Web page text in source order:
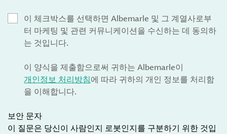
이 체크박스를 선택하면 Albemarle 및 그 계열사로부
터 마케팅 및 관련 커뮤니케이션을 수신하는 데 동의하
는 것입니다.
이 양식을 제출함으로써 귀하는 Albemarle이
개인정보 처리방침에 따라 귀하의 개인 정보를 처리함
을 이해합니다.
보안 문자
이 질문은 당신이 사람인지 로봇인지를 구분하기 위한 것입